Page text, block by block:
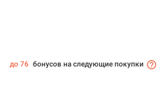
до 76 бонусов на следующие покупки